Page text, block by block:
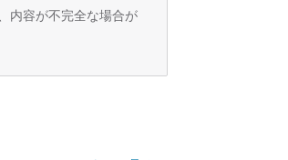
内容が不完全な場合が